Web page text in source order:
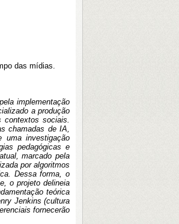
das mídias.
implementação
a produção
contextos sociais.
chamadas de IA,
uma investigação
pedagógicas e
marcado pela
por algoritmos
Dessa forma, o
o projeto delineia
teórica
Jenkins (cultura
fornecerão